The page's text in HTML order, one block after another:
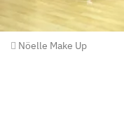
Nöelle Make Up